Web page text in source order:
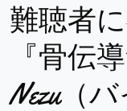
難聴者
『骨伝
Nezu（